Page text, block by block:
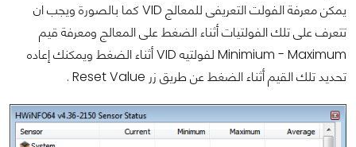
يمكن معرفة الفولت التعريفى للمعالج VID كما بالصورة ويجب ان
تتعرف على تلك الفولتيات أثناء الضغط على المعالج ومعرفة قيم
Minimium - Maximum لفولتيه VID أثناء الضغط ويمكنك إعاده
تحديد تلك القيم أثناء الضغط عن طريق زر Reset Value .